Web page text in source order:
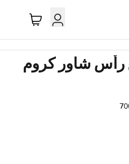
رأس شاور كروم